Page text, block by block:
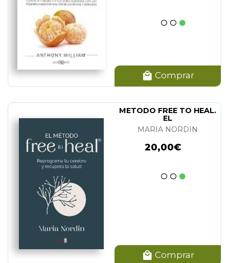
Comprar
METODO FREE TO HEAL.
EL
MARIA NORDIN
20,00€
Comprar